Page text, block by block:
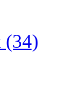
(34)